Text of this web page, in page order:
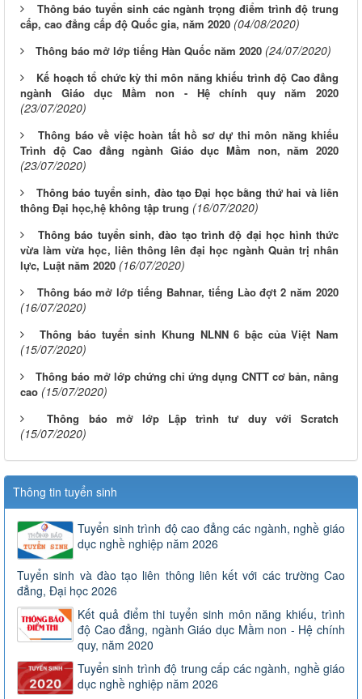
Thông báo tuyển sinh các ngành trọng điểm trình độ trung
cấp, cao đẳng cấp độ Quốc gia, năm 2020 (04/08/2020)
Thông báo mở lớp tiếng Hàn Quốc năm 2020 (24/07/2020)
Kế hoạch tổ chức kỳ thi môn năng khiếu trình độ Cao đẳng
ngành Giáo dục Mầm non - Hệ chính quy năm 2020
(23/07/2020)
Thông báo về việc hoàn tất hồ sơ dự thi môn năng khiếu
Trình độ Cao đẳng ngành Giáo dục Mầm non, năm 2020
(23/07/2020)
Thông báo tuyển sinh, đào tạo Đại học bằng thứ hai và liên
thông Đại học,hệ không tập trung (16/07/2020)
Thông báo tuyển sinh, đào tạo trình độ đại học hình thức
vừa làm vừa học, liên thông lên đại học ngành Quản trị nhân
lực, Luật năm 2020 (16/07/2020)
Thông báo mở lớp tiếng Bahnar, tiếng Lào đợt 2 năm 2020
(16/07/2020)
Thông báo tuyển sinh Khung NLNN 6 bậc của Việt Nam
(15/07/2020)
Thông báo mở lớp chứng chỉ ứng dụng CNTT cơ bản, nâng
cao (15/07/2020)
Thông báo mở lớp Lập trình tư duy với Scratch
(15/07/2020)
Thông tin tuyển sinh
Tuyển sinh trình độ cao đẳng các ngành, nghề giáo
dục nghề nghiệp năm 2026
Tuyển sinh và đào tạo liên thông liên kết với các trường Cao
đẳng, Đại học 2026
Kết quả điểm thi tuyển sinh môn năng khiếu, trình
độ Cao đẳng, ngành Giáo dục Mầm non - Hệ chính
quy, năm 2020
Tuyển sinh trình độ trung cấp các ngành, nghề giáo
dục nghề nghiệp năm 2026